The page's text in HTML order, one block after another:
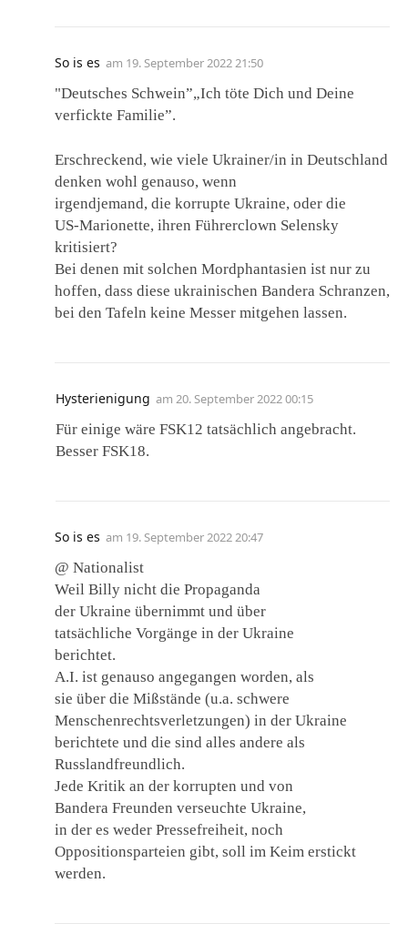
So is es am 19. September 2022 21:50
"Deutsches Schwein”„Ich töte Dich und Deine
verfickte Familie”.
Erschreckend, wie viele Ukrainer/in in Deutschland
denken wohl genauso, wenn
irgendjemand, die korrupte Ukraine, oder die
US-Marionette, ihren Führerclown Selensky
kritisiert?
Bei denen mit solchen Mordphantasien ist nur zu
hoffen, dass diese ukrainischen Bandera Schranzen,
bei den Tafeln keine Messer mitgehen lassen.
Hysterienigung am 20. September 2022 00:15
Für einige wäre FSK12 tatsächlich angebracht.
Besser FSK18.
So is es am 19. September 2022 20:47
@ Nationalist
Weil Billy nicht die Propaganda
der Ukraine übernimmt und über
tatsächliche Vorgänge in der Ukraine
berichtet.
A.I. ist genauso angegangen worden, als
sie über die Mißstände (u.a. schwere
Menschenrechtsverletzungen) in der Ukraine
berichtete und die sind alles andere als
Russlandfreundlich.
Jede Kritik an der korrupten und von
Bandera Freunden verseuchte Ukraine,
in der es weder Pressefreiheit, noch
Oppositionsparteien gibt, soll im Keim erstickt
werden.